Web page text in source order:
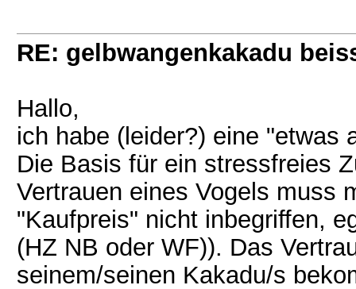
RE: gelbwangenkakadu
Hallo,
ich habe (leider?) eine "etwas
Die Basis für ein stressfreies
Vertrauen eines Vogels muss
"Kaufpreis" nicht inbegriffen,
(HZ NB oder WF)). Das
seinem/seinen Kakadu/s